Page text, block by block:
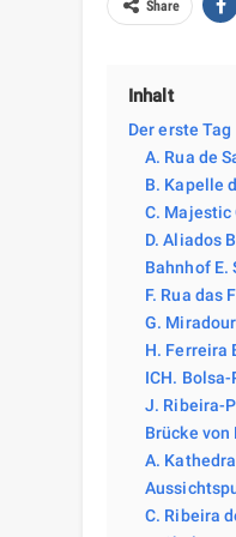
Share
Inhalt
Der erste Tag
A. Rua de
B. Kapelle
C. Majestic
D. Aliados
Bahnhof E.
F. Rua das
G.
H. Ferreira
ICH.
J. Ribeira-
Brücke von
A.
C. Ribeira